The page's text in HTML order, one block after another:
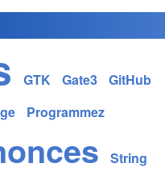
GTK Gate3
GitHub
Programmez
String